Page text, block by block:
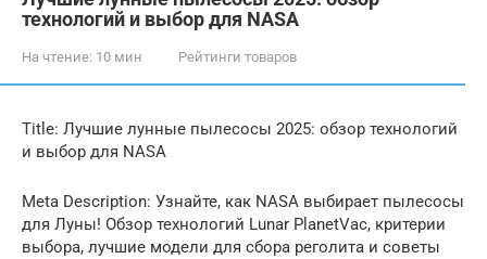
технологий и выбор для NASA
На чтение: 10 мин Рейтинги товаров
Title: Лучшие лунные пылесосы 2025: обзор технологий
и выбор для NASA
Meta Description: Узнайте, как NASA выбирает пылесосы
для Луны! Обзор технологий Lunar PlanetVac, критерии
выбора, лучшие модели для сбора реголита и советы